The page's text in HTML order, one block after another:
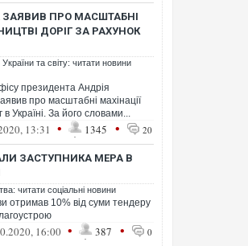
ПРО МАСШТАБНІ
ДОРІГ ЗА РАХУНОК
України та світу: читати новини
президента Андрія
про масштабні махінації
в Україні. За його словами...
13:31 • 1345 • 20
ЗАСТУПНИКА МЕРА В
читати соціальні новини
отримав 10% від суми тендеру
16:00 • 387 • 0